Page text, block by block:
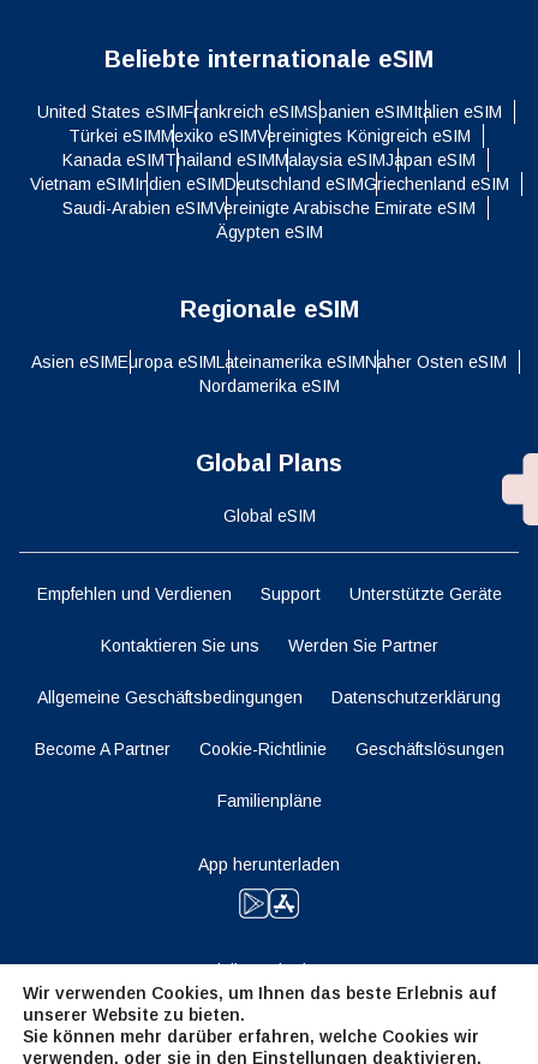
Beliebte internationale eSIM
United States eSIMFrankreich eSIMSpanien eSIMItalien eSIM
Türkei eSIMMexiko eSIMVereinigtes Königreich eSIM
Kanada eSIMThailand eSIMMalaysia eSIMJapan eSIM
Vietnam eSIMIndien eSIMDeutschland eSIMGriechenland eSIM
Saudi-Arabien eSIMVereinigte Arabische Emirate eSIM
Ägypten eSIM
Regionale eSIM
Asien eSIMEuropa eSIMLateinamerika eSIMNaher Osten eSIM
Nordamerika eSIM
Global Plans
Global eSIM
Empfehlen und Verdienen Support Unterstützte Geräte
Kontaktieren Sie uns Werden Sie Partner
Allgemeine Geschäftsbedingungen Datenschutzerklärung
Become A Partner Cookie-Richtlinie Geschäftslösungen
Familienpläne
App herunterladen
Bleiben Sie dran
Wir verwenden Cookies, um Ihnen das beste Erlebnis auf
unserer Website zu bieten.
Sie können mehr darüber erfahren, welche Cookies wir
verwenden, oder sie in den Einstellungen deaktivieren.